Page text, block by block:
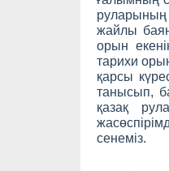
руларының
жайлы
орын
тарихи
қарсы
танысып,
қазақ
сенеміз.